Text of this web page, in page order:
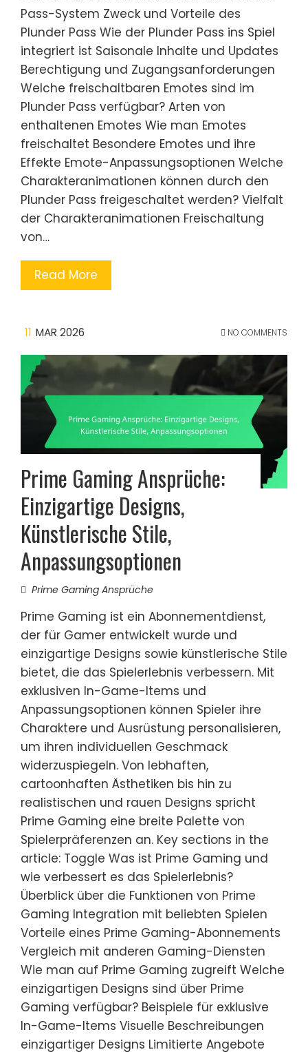
Pass-System Zweck und Vorteile des
Plunder Pass Wie der Plunder Pass ins Spiel
integriert ist Saisonale Inhalte und Updates
Berechtigung und Zugangsanforderungen
Welche freischaltbaren Emotes sind im
Plunder Pass verfügbar? Arten von
enthaltenen Emotes Wie man Emotes
freischaltet Besondere Emotes und ihre
Effekte Emote-Anpassungsoptionen Welche
Charakteranimationen können durch den
Plunder Pass freigeschaltet werden? Vielfalt
der Charakteranimationen Freischaltung
von…
Read More
11 MAR 2026 NO COMMENTS
Prime Gaming Ansprüche:
Einzigartige Designs,
Künstlerische Stile,
Anpassungsoptionen
Prime Gaming Ansprüche
Prime Gaming ist ein Abonnementdienst,
der für Gamer entwickelt wurde und
einzigartige Designs sowie künstlerische Stile
bietet, die das Spielerlebnis verbessern. Mit
exklusiven In-Game-Items und
Anpassungsoptionen können Spieler ihre
Charaktere und Ausrüstung personalisieren,
um ihren individuellen Geschmack
widerzuspiegeln. Von lebhaften,
cartoonhaften Ästhetiken bis hin zu
realistischen und rauen Designs spricht
Prime Gaming eine breite Palette von
Spielerpräferenzen an. Key sections in the
article: Toggle Was ist Prime Gaming und
wie verbessert es das Spielerlebnis?
Überblick über die Funktionen von Prime
Gaming Integration mit beliebten Spielen
Vorteile eines Prime Gaming-Abonnements
Vergleich mit anderen Gaming-Diensten
Wie man auf Prime Gaming zugreift Welche
einzigartigen Designs sind über Prime
Gaming verfügbar? Beispiele für exklusive
In-Game-Items Visuelle Beschreibungen
einzigartiger Designs Limitierte Angebote